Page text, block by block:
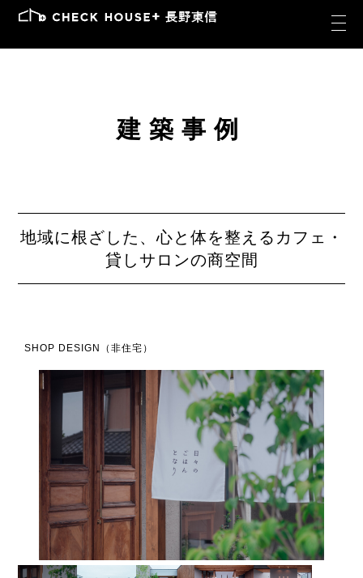
建築事例
地域に根ざした、心と体を整えるカフェ・
貸しサロンの商空間
SHOP DESIGN（非住宅）